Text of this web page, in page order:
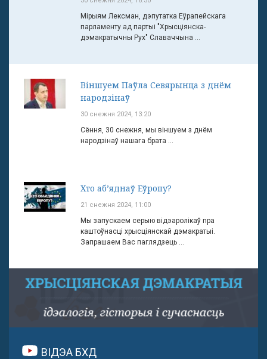
Мірыям Лексман, дэпутатка Еўрапейскага
парламенту ад партыі "Хрысціянска-
дэмакратычны Рух" Славаччына ...
Віншуем Паўла Севярынца з днём
народзінаў
30 снежня 2024, 13:20
Сёння, 30 снежня, мы віншуем з днём
народзінаў нашага брата ...
Хто аб’яднаў Еўропу?
21 снежня 2024, 11:00
Мы запускаем серыю відэаролікаў пра
каштоўнасці хрысціянскай дэмакратыі.
Запрашаем Вас паглядзець ...
ВІДЭА БХД